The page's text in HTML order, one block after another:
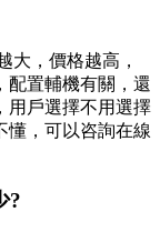
大，價格越高，
配置輔機有關，還
用戶選擇不用選擇
懂，可以咨詢在線
?